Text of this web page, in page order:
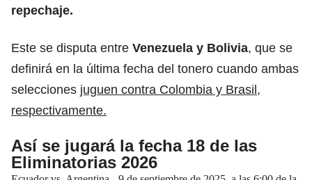
repechaje.
Este se disputa entre Venezuela y Bolivia, que se
definirá en la última fecha del tonero cuando ambas
selecciones juguen contra Colombia y Brasil,
respectivamente.
Así se jugará la fecha 18 de las
Eliminatorias 2026